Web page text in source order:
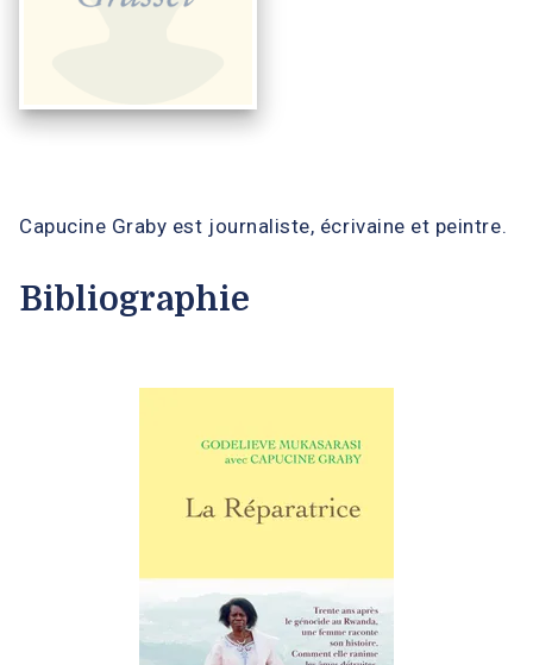
Capucine Graby est journaliste, écrivaine et peintre.
Bibliographie